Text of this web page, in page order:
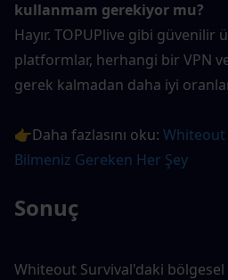
kullanmam gerekiyor mu?
Hayır. TOPUPlive gibi güvenilir
platformlar, herhangi bir VPN
gerek kalmadan daha iyi
👉Daha fazlasını oku: Whiteout
Bilmeniz Gereken Her Şey
Sonuç
Whiteout Survival'daki